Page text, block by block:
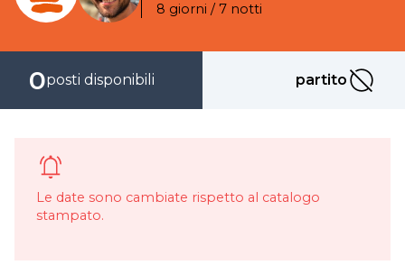
8 giorni / 7 notti
0posti disponibili partito partito
Le date sono cambiate rispetto al catalogo
stampato.